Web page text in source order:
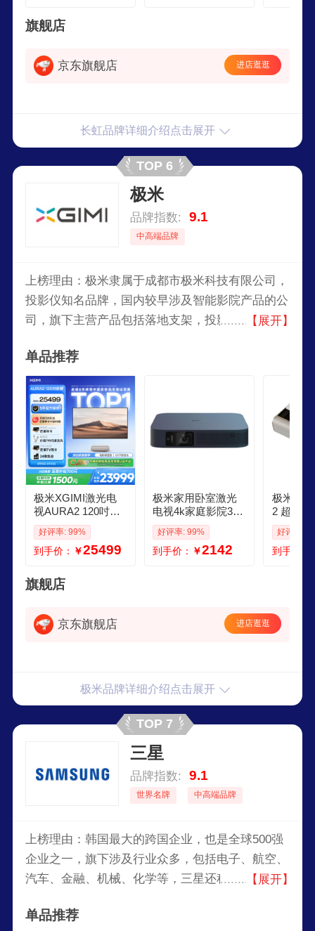
旗舰店
京东旗舰店 进店逛逛
长虹品牌详细介绍点击展开
TOP 6
极米
品牌指数: 9.1
中高端品牌
上榜理由：极米隶属于成都市极米科技有限公司，
投影仪知名品牌，国内较早涉及智能影院产品的公
司，旗下主营产品包括落地支架，投影仪，麦克风
能微投创新企业，以提出“无屏超级电视”概念而出
名。
【展开】
单品推荐
极米XGIMI激光电
视AURA2 120吋套
装 投影仪家用 家庭
影院4K超高清 超短
焦激光客厅
好评率: 99%
到手价： ￥25499
极米家用卧室激光
电视4k家庭影院3D
投影机 民宿酒店户
外便携 哈曼卡顿智
能1080P全高清二手
好评率: 99%
到手价： ￥2142
极米激
2 超短
电视投
体机 家
视机 激
好评率:
到手价：
旗舰店
京东旗舰店 进店逛逛
极米品牌详细介绍点击展开
TOP 7
三星
品牌指数: 9.1
世界名牌 中高端品牌
上榜理由：韩国最大的跨国企业，也是全球500强
企业之一，旗下涉及行业众多，包括电子、航空、
汽车、金融、机械、化学等，三星还积极投资研
量的专利，三星电子在多个国家和地区设有研发中
【展开】
单品推荐